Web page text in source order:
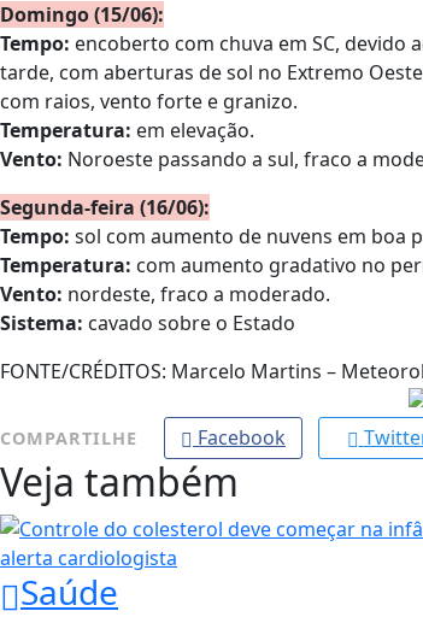
Domingo (15/06):
Tempo: encoberto com chuva em SC,
tarde, com aberturas de sol no Extremo
com raios, vento forte e granizo.
Temperatura: em elevação.
Vento: Noroeste passando a sul, fraco a
Segunda-feira (16/06):
Tempo: sol com aumento de nuvens em boa
Temperatura: com aumento gradativo no
Vento: nordeste, fraco a moderado.
Sistema: cavado sobre o Estado
FONTE/CRÉDITOS: Marcelo Martins –
COMPARTILHE Facebook
Veja também
Saúde